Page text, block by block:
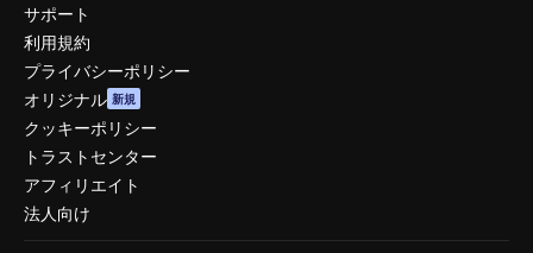
サポート
利用規約
プライバシーポリシー
オリジナル 新規
クッキーポリシー
トラストセンター
アフィリエイト
法人向け